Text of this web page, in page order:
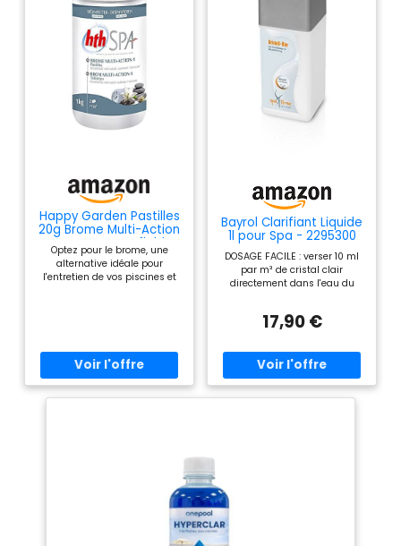
Happy Garden Pastilles
20g Brome Multi-Action
4 pour Spa Gonflable,
1kg
Optez pour le brome, une
alternative idéale pour
l'entretien de vos piscines et
actif (BCDMH) supérieure à
96 % - Excellente activité
désinfectante, quel que soit le
pH de l'eau traitée (98% à pH
Spécifications : utilisez les
utilisation, lisez l'étiquette et
Bayrol Clarifiant Liquide
1l pour Spa - 2295300
DOSAGE FACILE : verser 10 ml
par m³ de cristal clair
directement dans l'eau du
pompe de circulation est en
tourner la pompe de filtration
pendant au moins deux
heures. UNE EAU PLUS CLAIRE :
Kristall-Klar veille à ce que les
d'élimination de la turbidité
améliore l'effet de filtration et
réduit la consommation de
17,90 €